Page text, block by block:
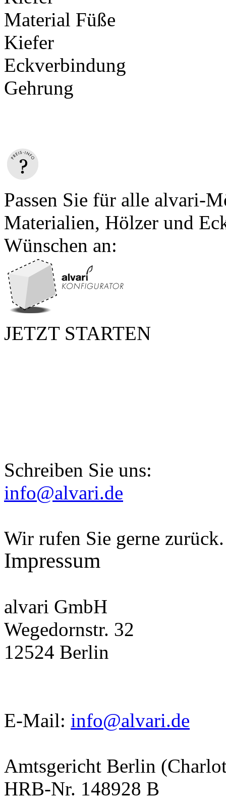
Material Füße
Kiefer
Eckverbindung
Gehrung
Passen Sie für alle alvari-
Materialien, Hölzer und
Wünschen an:
JETZT STARTEN
Schreiben Sie uns:
info@alvari.de
Wir rufen Sie gerne zurück.
Impressum
alvari GmbH
Wegedornstr. 32
12524 Berlin
E-Mail: info@alvari.de
Amtsgericht Berlin
HRB-Nr. 148928 B